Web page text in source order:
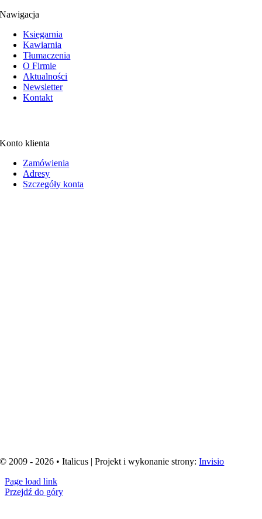
Nawigacja
Księgarnia
Kawiarnia
Tłumaczenia
O Firmie
Aktualności
Newsletter
Kontakt
Konto klienta
Zamówienia
Adresy
Szczegóły konta
© 2009 - 2026 • Italicus | Projekt i wykonanie strony:Invisio
Page load link
Przejdź do góry